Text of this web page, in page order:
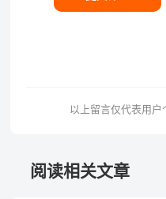
以上留言仅代表用
阅读相关文章